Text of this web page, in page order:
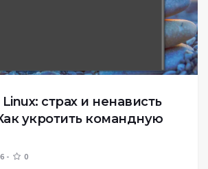
страх и ненависть
укротить командную
0